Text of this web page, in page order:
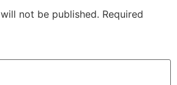
not be published. Required